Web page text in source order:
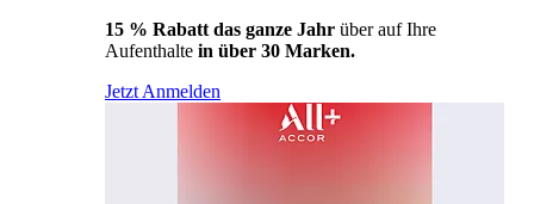
15 % Rabatt das ganze Jahr über auf Ihre
Aufenthalte in über 30 Marken.
Jetzt Anmelden